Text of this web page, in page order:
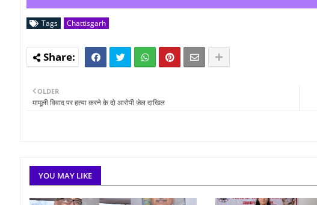
Tags Chattisgarh
OLDER
मामूली विवाद पर हत्या करने के दो आरोपी जेल दाखिल
YOU MAY LIKE